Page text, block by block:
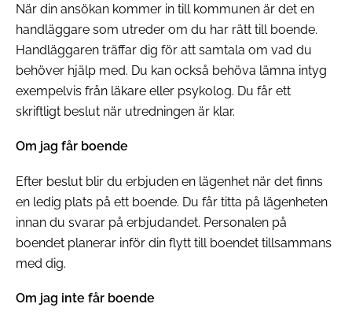
När din ansökan kommer in till kommunen är det en
handläggare som utreder om du har rätt till boende.
Handläggaren träffar dig för att samtala om vad du
behöver hjälp med. Du kan också behöva lämna intyg
exempelvis från läkare eller psykolog. Du får ett
skriftligt beslut när utredningen är klar.
Om jag får boende
Efter beslut blir du erbjuden en lägenhet när det finns
en ledig plats på ett boende. Du får titta på lägenheten
innan du svarar på erbjudandet. Personalen på
boendet planerar inför din flytt till boendet tillsammans
med dig.
Om jag inte får boende